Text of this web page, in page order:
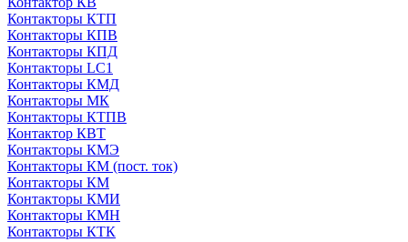
Контакторы КТП
Контакторы КПВ
Контакторы КПД
Контакторы LC1
Контакторы КМД
Контакторы МК
Контакторы КТПВ
Контактор КВТ
Контакторы КМЭ
Контакторы КМ (пост. ток)
Контакторы КМ
Контакторы КМИ
Контакторы КМН
Контакторы КТК